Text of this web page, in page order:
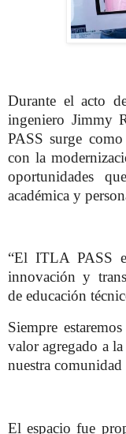
Durante el acto
ingeniero Jimmy
PASS surge
con la
oportunidades
académica y
“El ITLA PASS
innovación y
de educación
Siempre
valor agregado a
nuestra comunidad
El espacio fue